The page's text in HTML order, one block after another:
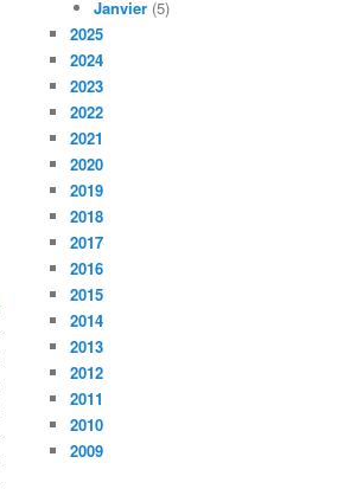
Janvier (5)
2025
2024
2023
2022
2021
2020
2019
2018
2017
2016
2015
2014
2013
2012
2011
2010
2009